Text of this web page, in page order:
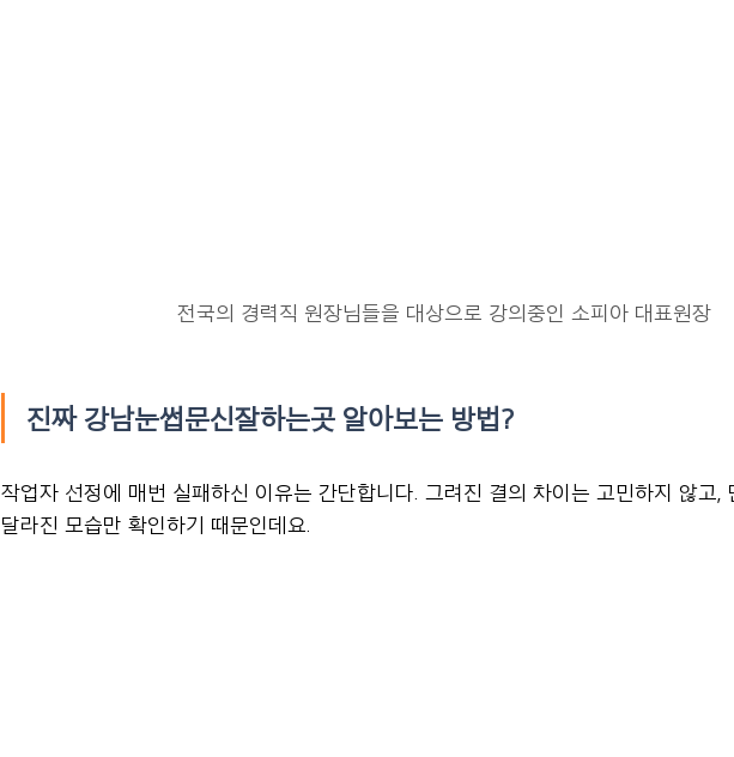
전국의 경력직 원장님들을 대상으로 강의중인 소피아 대표원장
진짜 강남눈썹문신잘하는곳 알아보는 방법?
작업자 선정에 매번 실패하신 이유는 간단합니다. 그려진 결의 차이는 고민하지 않고,
달라진 모습만 확인하기 때문인데요.